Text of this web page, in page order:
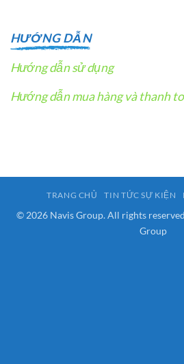
HƯỚNG DẪN
Hướng dẫn sử dụng
Hướng dẫn mua hàng và thanh
TRANG CHỦ TIN TỨC SỰ KIỆN
© 2026 Navis Group. All rights
Group